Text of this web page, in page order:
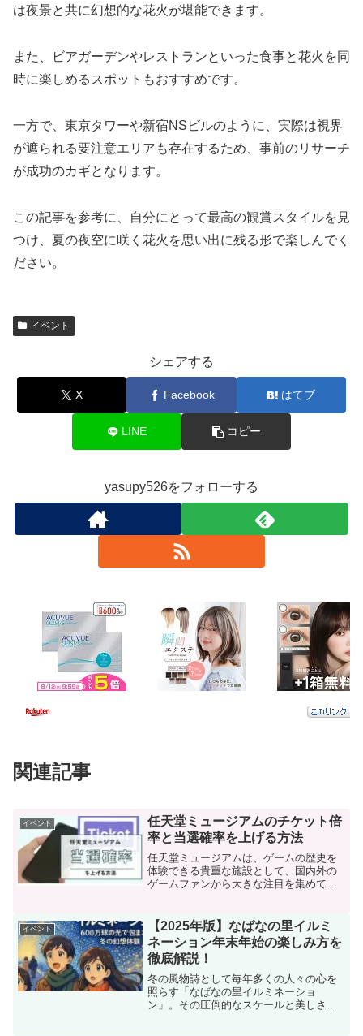
は夜景と共に幻想的な花火が堪能できます。
また、ビアガーデンやレストランといった食事と花火を同
時に楽しめるスポットもおすすめです。
一方で、東京タワーや新宿NSビルのように、実際は視界
が遮られる要注意エリアも存在するため、事前のリサーチ
が成功のカギとなります。
この記事を参考に、自分にとって最高の観賞スタイルを見
つけ、夏の夜空に咲く花火を思い出に残る形で楽しんでく
ださい。
イベント
シェアする
X Facebook はてブ
LINE コピー
yasupy526をフォローする
関連記事
イベント
任天堂ミュージアムのチケット倍
率と当選確率を上げる方法
任天堂ミュージアムは、ゲームの歴史を
体験できる貴重な施設として、国内外の
ゲームファンから大きな注目を集めてい
幅広い層に楽しめるコンテンツが充実し
ています。しかし、人気が...
イベント
【2025年版】なばなの里イルミ
ネーション年末年始の楽しみ方を
徹底解説！
冬の風物詩として毎年多くの人々の心を
照らす「なばなの里イルミネーショ
ン」。その圧倒的なスケールと美しさは